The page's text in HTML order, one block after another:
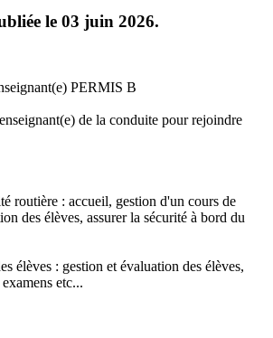
le 03 juin 2026.
PERMIS B
de la conduite pour rejoindre
routière : accueil, gestion d'un cours de
des élèves, assurer la sécurité à bord du
élèves : gestion et évaluation des élèves,
etc...